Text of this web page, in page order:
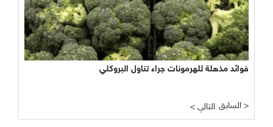
فوائد مذهلة للهرمونات جراء تناول البروكلي
< التالي السابق >